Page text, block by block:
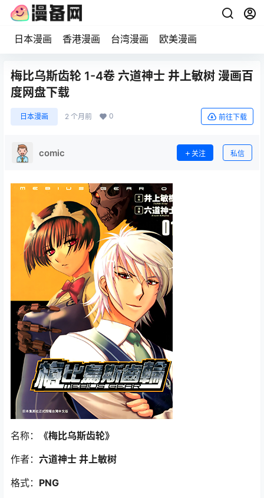
日本漫画 香港漫画 台湾漫画 欧美漫画
梅比乌斯齿轮 1-4卷 六道神士 井上敏树 漫画百
度网盘下载
日本漫画 2 个月前 0 前往下载
comic 关注 私信
名称：
《梅比乌斯齿轮》
作者： 六道神士 井上敏树
格式： PNG